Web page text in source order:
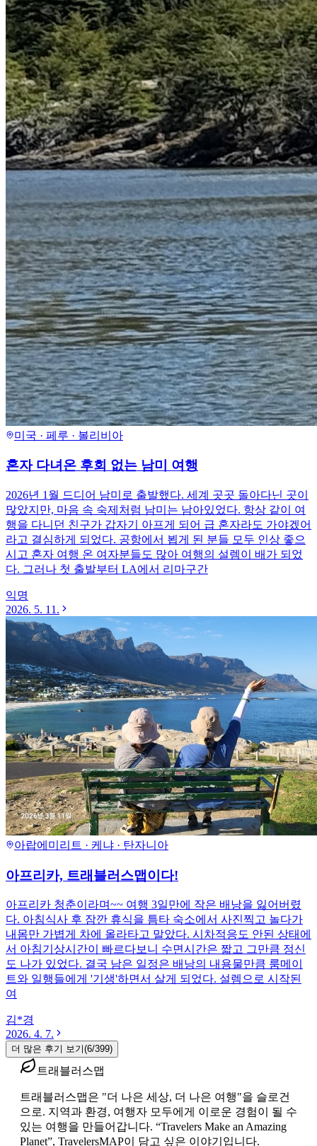
미국 · 페루 · 볼리비아
혼자 다녀온 후회 없는 남미 여행
2026년 1월 드디어 남미로 출발했다. 세계 곳곳 돌아다닌 곳이
많았지만, 마음 속 숙제처럼 남미는 남아있었다. 항상 같이 여
행을 다니던 친구가 갑자기 아프게 되어 급 혼자라도 가야겠어
라고 결심하게 되었다. 공항에서 뵙게 된 분들 모두 인상 좋으
시고 혼자 여행 온 여자분들도 많아 여행의 설렘이 배가 되었
다. 그러나 첫 출발부터 LA에서 리마구간
익명
2026. 5. 11.
아랍에미리트 · 케냐 · 탄자니아
아프리카, 트래블러스맵이다!
아프리카 청춘이라며~~ 여행 3일만에 작은 배낭을 잃어버렸
다. 아침식사 후 잠깐 휴식을 틈타 숙소에서 사진찍고 놀다가
내몸만 가볍게 차에 올라타고 말았다. 시차적응도 안된 상태에
서 아침기상시간이 빠르다보니 수면시간은 짧고 그만큼 정신
도 나가 있었다. 결국 남은 일정은 배낭의 내용물만큼 룸메이
트와 일행들에게 '기생'하면서 살게 되었다. 설렘으로 시작된
여
김*경
2026. 4. 7.
더 많은 후기 보기(6/399)
트래블러스맵
트래블러스맵은 "더 나은 세상, 더 나은 여행"을 슬로건
으로. 지역과 환경, 여행자 모두에게 이로운 경험이 될 수
있는 여행을 만들어갑니다. “Travelers Make an Amazing
Planet”, TravelersMAP이 담고 싶은 이야기입니다.